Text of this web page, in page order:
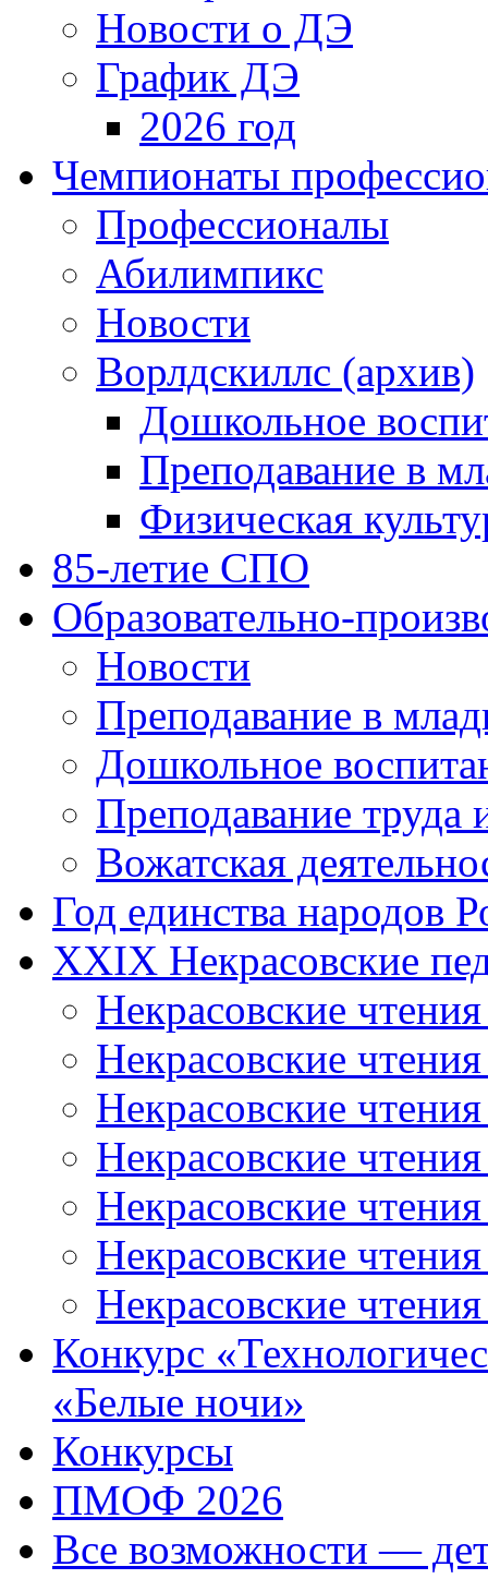
Новости о ДЭ
График ДЭ
2026 год
Чемпионаты
Профессионалы
Абилимпикс
Новости
Ворлдскиллс (архив)
Дошкольное
Преподавание в
Физическая
85-летие СПО
Образовательно-
Новости
Преподавание в
Дошкольное
Преподавание труда
Вожатская
Год единства народов
XXIX Некрасовские
Некрасовские
Некрасовские
Некрасовские
Некрасовские
Некрасовские
Некрасовские
Некрасовские
Конкурс
«Белые ночи»
Конкурсы
ПМОФ 2026
Все возможности —